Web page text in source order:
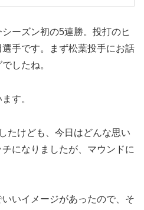
ーズン初の5連勝。投打のヒ
手です。まず松葉投手にお話
したね。
す。
たけども、今日はどんな思い
になりましたが、マウンドに
いいイメージがあったので、そ